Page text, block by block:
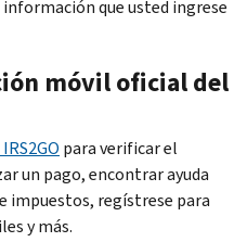
que usted ingrese
móvil oficial del
para verificar el
un pago, encontrar ayuda
impuestos, regístrese para
y más.